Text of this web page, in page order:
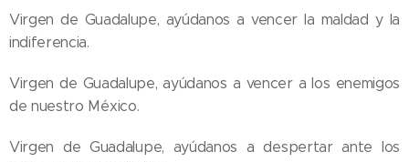
Virgen de Guadalupe, ayúdanos a vencer la maldad y la
indiferencia.
Virgen de Guadalupe, ayúdanos a vencer a los enemigos
de nuestro México.
Virgen de Guadalupe, ayúdanos a despertar ante los